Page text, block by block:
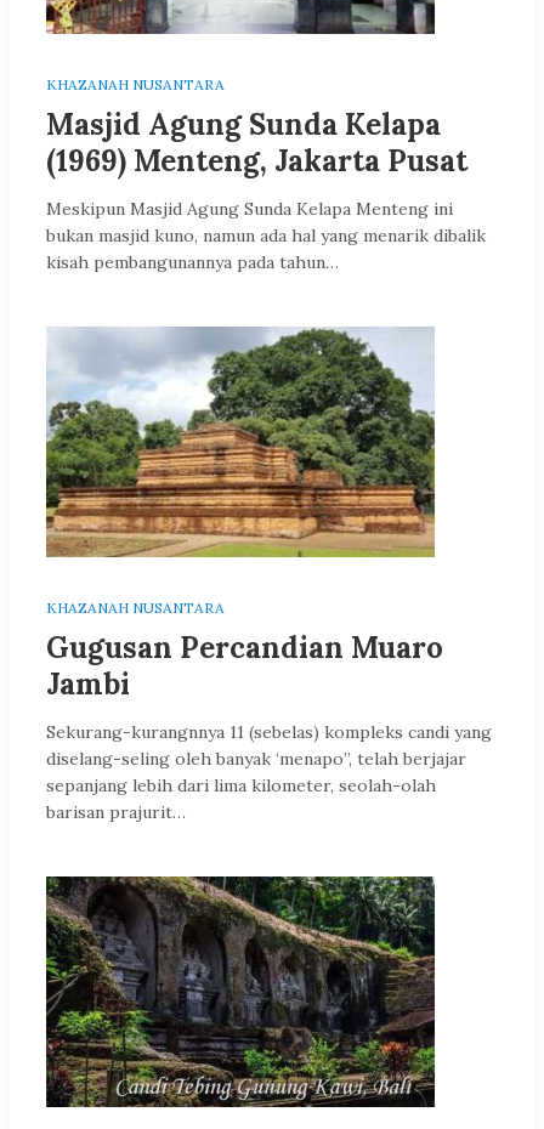
KHAZANAH NUSANTARA
Masjid Agung Sunda Kelapa
(1969) Menteng, Jakarta Pusat
Meskipun Masjid Agung Sunda Kelapa Menteng ini
bukan masjid kuno, namun ada hal yang menarik dibalik
kisah pembangunannya pada tahun…
KHAZANAH NUSANTARA
Gugusan Percandian Muaro
Jambi
Sekurang-kurangnnya 11 (sebelas) kompleks candi yang
diselang-seling oleh banyak ‘menapo”, telah berjajar
sepanjang lebih dari lima kilometer, seolah-olah
barisan prajurit…